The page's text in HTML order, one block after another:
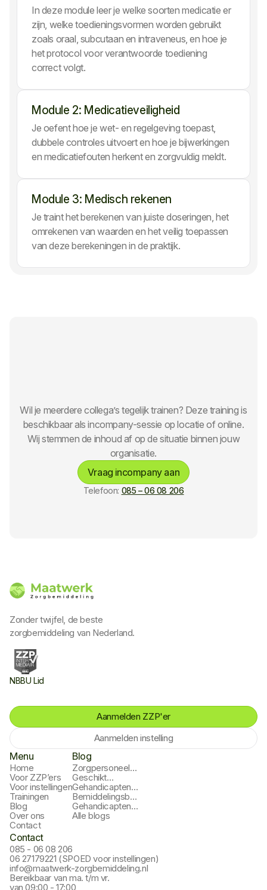
In deze module leer je welke soorten medicatie er
zijn, welke toedieningsvormen worden gebruikt
zoals oraal, subcutaan en intraveneus, en hoe je
het protocol voor verantwoorde toediening
correct volgt.
Module 2: Medicatieveiligheid
Je oefent hoe je wet- en regelgeving toepast,
dubbele controles uitvoert en hoe je bijwerkingen
en medicatiefouten herkent en zorgvuldig meldt.
Module 3: Medisch rekenen
Je traint het berekenen van juiste doseringen, het
omrekenen van waarden en het veilig toepassen
van deze berekeningen in de praktijk.
Wil je meerdere collega’s tegelijk trainen? Deze training is
beschikbaar als incompany-sessie op locatie of online.
Wij stemmen de inhoud af op de situatie binnen jouw
organisatie.
Vraag incompany aan
Telefoon: 085 – 06 08 206
Zonder twijfel, de beste
zorgbemiddeling van Nederland.
NBBU Lid
Aanmelden ZZP'er
Aanmelden instelling
Menu
Home
Voor ZZP’ers
Voor instellingen
Trainingen
Blog
Over ons
Contact
Blog
Zorgpersoneel
Inhuren
Geschikt
Zorgpersoneel
Vinden
Gehandicapten
Zorginstelling
Gelderland
Bemiddelingsbureau
Gehandicaptenzorg
Gehandicaptenzorg
Zevenaar
Alle blogs
Contact
085 - 06 08 206
06 27179221 (SPOED voor instellingen)
info@maatwerk-zorgbemiddeling.nl
Bereikbaar van ma. t/m vr.
van 09:00 - 17:00